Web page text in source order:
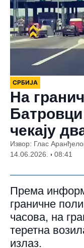
СРБИЈА
На
чекају
Извор: Глас
14.06.2026.
08:41
Према
граничне
часова, на
теретна
излаз.